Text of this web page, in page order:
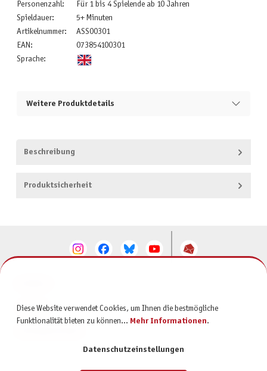
Personenzahl:
Für 1 bis 4 Spielende ab 10 Jahren
Spieldauer:
5+ Minuten
Artikelnummer:
ASS00301
EAN:
073854100301
Sprache:
Weitere Produktdetails
Beschreibung
Produktsicherheit
SERVICE
Diese Website verwendet Cookies, um Ihnen die bestmögliche
Funktionalität bieten zu können... Mehr Informationen.
Datenschutzeinstellungen